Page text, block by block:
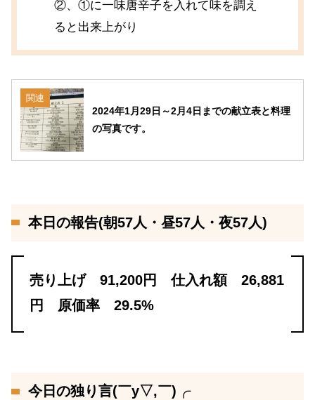
②、①に一味唐辛子を入れて味を調え
ると出来上がり
関連
2024年1月29日～2月4日までの献立表と料理
の写真です。
本日の報告(朝57人・昼57人・夜57人)
売り上げ 91,200円 仕入れ額 26,881
円 原価率 29.5%
今日の独り言(￣y▽,￣)╭